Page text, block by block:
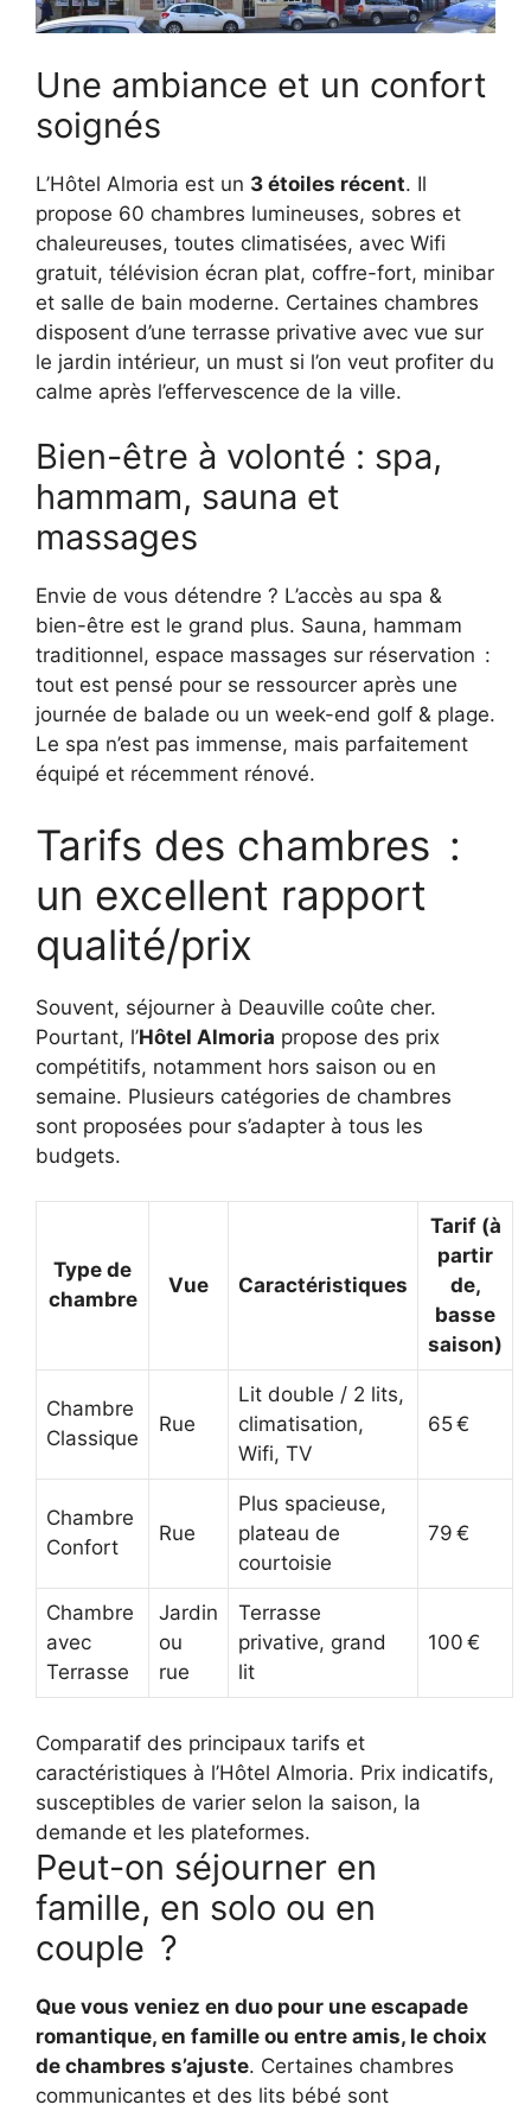
Une ambiance et un confort
soignés
L’Hôtel Almoria est un 3 étoiles récent. Il
propose 60 chambres lumineuses, sobres et
chaleureuses, toutes climatisées, avec Wifi
gratuit, télévision écran plat, coffre-fort, minibar
et salle de bain moderne. Certaines chambres
disposent d’une terrasse privative avec vue sur
le jardin intérieur, un must si l’on veut profiter du
calme après l’effervescence de la ville.
Bien-être à volonté : spa,
hammam, sauna et
massages
Envie de vous détendre ? L’accès au spa &
bien-être est le grand plus. Sauna, hammam
traditionnel, espace massages sur réservation :
tout est pensé pour se ressourcer après une
journée de balade ou un week-end golf & plage.
Le spa n’est pas immense, mais parfaitement
équipé et récemment rénové.
Tarifs des chambres :
un excellent rapport
qualité/prix
Souvent, séjourner à Deauville coûte cher.
Pourtant, l’Hôtel Almoria propose des prix
compétitifs, notamment hors saison ou en
semaine. Plusieurs catégories de chambres
sont proposées pour s’adapter à tous les
budgets.
Type de
chambre
Vue Caractéristiques
Tarif (à
partir
de,
basse
saison)
Chambre
Classique
Rue
Lit double / 2 lits,
climatisation,
Wifi, TV
65 €
Chambre
Confort
Rue
Plus spacieuse,
plateau de
courtoisie
79 €
Chambre
avec
Terrasse
Jardin
ou
rue
Terrasse
privative, grand
lit
100 €
Comparatif des principaux tarifs et
caractéristiques à l’Hôtel Almoria. Prix indicatifs,
susceptibles de varier selon la saison, la
demande et les plateformes.
Peut-on séjourner en
famille, en solo ou en
couple ?
Que vous veniez en duo pour une escapade
romantique, en famille ou entre amis, le choix
de chambres s’ajuste. Certaines chambres
communicantes et des lits bébé sont